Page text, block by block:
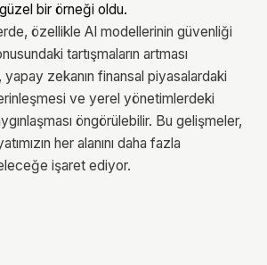
bir örneği oldu.
özellikle AI modellerinin güvenliği
tartışmaların artması
yapay zekanın finansal piyasalardaki
ve yerel yönetimlerdeki
öngörülebilir. Bu gelişmeler,
her alanını daha fazla
işaret ediyor.